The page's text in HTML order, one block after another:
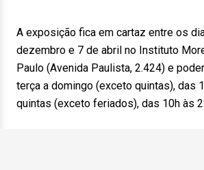
A exposição fica em cartaz entre os
dezembro e 7 de abril no Instituto
Paulo (Avenida Paulista, 2.424) e
terça a domingo (exceto quintas), das
quintas (exceto feriados), das 10h às